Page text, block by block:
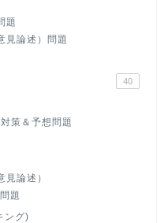
題
見論述）問題
40
策＆予想問題
論述）
題
ング)